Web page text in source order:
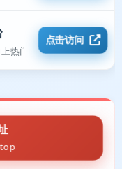
热门】
点击访问